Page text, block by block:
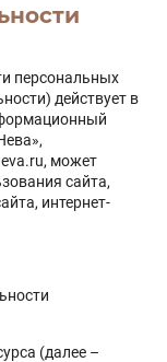
персональных
действует в
может
сайта,
интернет-
(далее –